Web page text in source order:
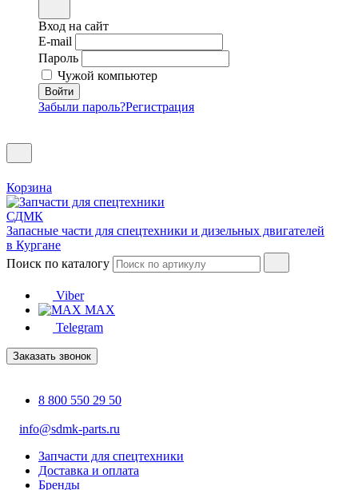
Вход на сайт
E-mail
Пароль
Чужой компьютер
Забыли пароль?Регистрация
Корзина
Запасные части для спецтехники и дизельных двигателей
в Кургане
Поиск по каталогу
Viber
MAX
Telegram
Заказать звонок
8 800 550 29 50
info@sdmk-parts.ru
Запчасти для спецтехники
Доставка и оплата
Бренды